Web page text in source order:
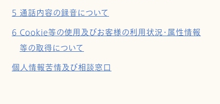
5 通話内容の録音について
6 Cookie等の使用及びお客様の利用状況・属性情報
等の取得について
個人情報苦情及び相談窓口